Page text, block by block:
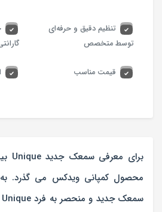
تنظیم دقیق و حرفه‌ای
توسط متخصص
قیمت مناسب
محصول کمپانی ویدکس می گذرد.